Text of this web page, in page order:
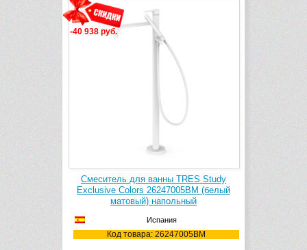
-40 938 руб.
Смеситель для ванны TRES Study
Exclusive Colors 26247005BM (белый
матовый) напольный
Испания
Код товара: 26247005BM